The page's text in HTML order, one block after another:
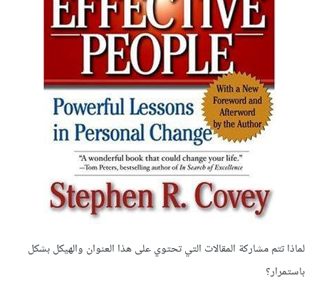
لماذا تتم مشاركة المقالات التي تحتوي على هذا العنوان والهيكل بشكل
باستمرار؟